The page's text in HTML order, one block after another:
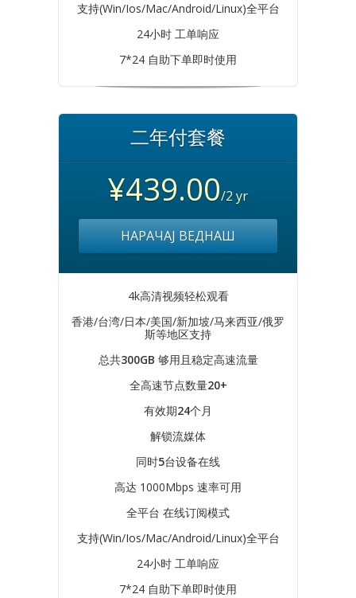
支持(Win/Ios/Mac/Android/Linux)全平台
24小时 工单响应
7*24 自助下单即时使用
二年付套餐
¥439.00/2 yr
НАРАЧАЈ ВЕДНАШ
4k高清视频轻松观看
香港/台湾/日本/美国/新加坡/马来西亚/俄罗
斯等地区支持
总共300GB 够用且稳定高速流量
全高速节点数量20+
有效期24个月
解锁流媒体
同时5台设备在线
高达 1000Mbps 速率可用
全平台 在线订阅模式
支持(Win/Ios/Mac/Android/Linux)全平台
24小时 工单响应
7*24 自助下单即时使用